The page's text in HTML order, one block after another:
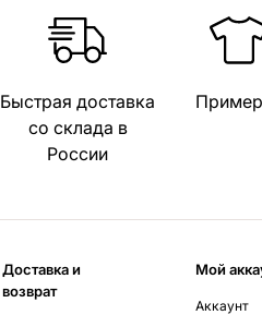
Быстрая доставка
со склада в
России
Доставка и
возврат
Мой
Аккаунт